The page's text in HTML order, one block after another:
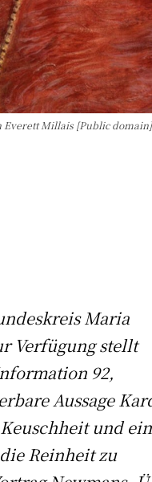
Everett Millais [Public domain]
Maria
Verfügung stellt
92,
Aussage
und ein
Reinheit zu